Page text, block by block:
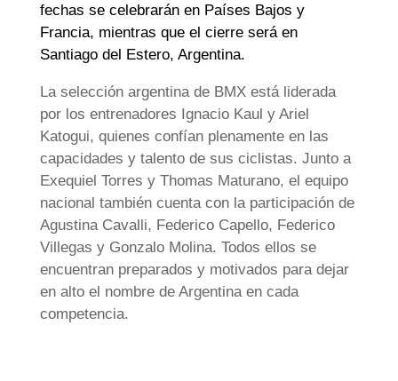
fechas se celebrarán en Países Bajos y
Francia, mientras que el cierre será en
Santiago del Estero, Argentina.
La selección argentina de BMX está liderada
por los entrenadores Ignacio Kaul y Ariel
Katogui, quienes confían plenamente en las
capacidades y talento de sus ciclistas. Junto a
Exequiel Torres y Thomas Maturano, el equipo
nacional también cuenta con la participación de
Agustina Cavalli, Federico Capello, Federico
Villegas y Gonzalo Molina. Todos ellos se
encuentran preparados y motivados para dejar
en alto el nombre de Argentina en cada
competencia.